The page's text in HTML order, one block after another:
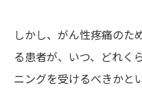
しかし、がん性疼痛のた
る患者が、いつ、どれく
ニングを受けるべきかと